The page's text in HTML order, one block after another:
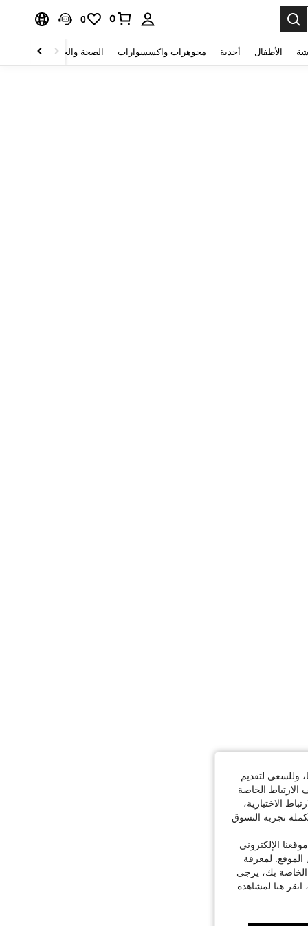
0
0
الأطفال أحذية مجوهرات واكسسوارات الصحة والجمال
وللسعي لتقديم
الخاصة
الاختيارية،
تجربة التسوق
الإلكتروني
لمعرفة
الخاصة بك، يرجى
انقر هنا لمشاهدة